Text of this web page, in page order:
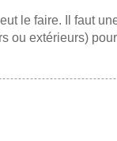
le faire. Il faut
ou extérieurs)